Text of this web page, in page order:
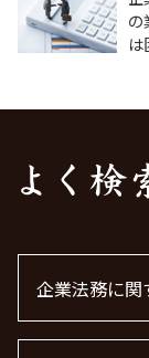
の
企業法務に関